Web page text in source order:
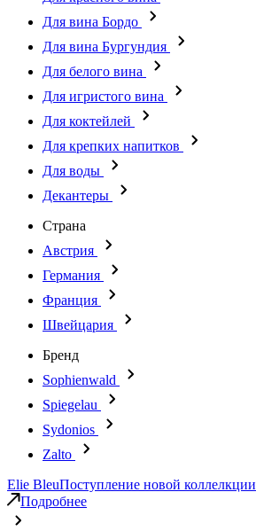
Для вина Бордо
Для вина Бургундия
Для белого вина
Для игристого вина
Для коктейлей
Для крепких напитков
Для воды
Декантеры
Страна
Австрия
Германия
Франция
Швейцария
Бренд
Sophienwald
Spiegelau
Sydonios
Zalto
Elie BleuПоступление новой коллелкции
Подробнее